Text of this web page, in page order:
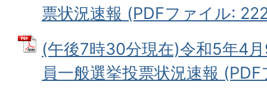
票状況速報 (PDFファイル:
(午後7時30分現在)令和5年4
員一般選挙投票状況速報